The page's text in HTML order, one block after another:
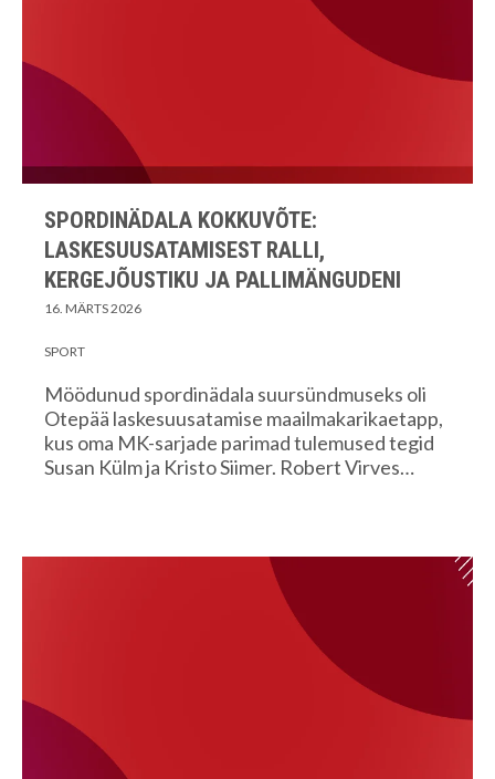
SPORDINÄDALA KOKKUVÕTE:
LASKESUUSATAMISEST RALLI,
KERGEJÕUSTIKU JA PALLIMÄNGUDENI
16. MÄRTS 2026
SPORT
Möödunud spordinädala suursündmuseks oli
Otepää laskesuusatamise maailmakarikaetapp,
kus oma MK-sarjade parimad tulemused tegid
Susan Külm ja Kristo Siimer. Robert Virves…